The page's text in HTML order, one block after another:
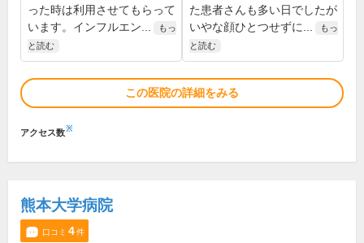
った時は利用させてもらって
います。インフルエン...
もっ
と読む
た患者さんも多い日でしたが
いやな顔ひとつせずに...
もっ
と読む
この医院の詳細をみる
アクセス数※
熊本大学病院
口コミ 4件